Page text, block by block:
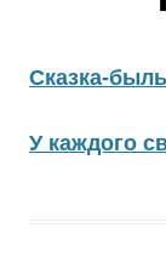
Сказка-быль
У каждого